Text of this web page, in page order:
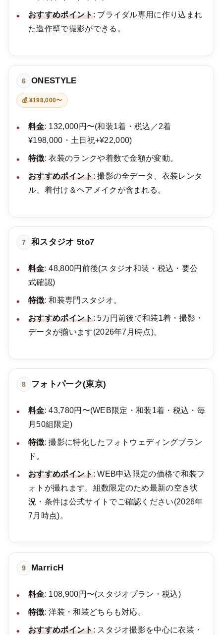
おすすめポイント: ブライダル専用に作り込まれ
た造作壁で撮影ができる。
6 ONESTYLE
💰 ¥198,000〜
料金: 132,000円〜(和装1着・税込／2着
¥198,000・土日祝+¥22,000)
特徴: 衣装のランクや着数で金額が変動。
おすすめポイント: 撮影の全データ、衣装レンタ
ル、着付け＆ヘアメイクが含まれる。
7 和スタジオ 5to7
料金: 48,800円前後(スタジオ和装・税込・要公
式確認)
特徴: 和装専門スタジオ。
おすすめポイント: 5万円前後で和装1着・撮影・
データが揃います(2026年7月時点)。
8 フォトパーク(東京)
料金: 43,780円〜(WEB限定・和装1着・税込・毎
月50組限定)
特徴: 撮影に特化したフォトウェディングブラン
ド。
おすすめポイント: WEB申込限定の価格で和装フ
ォトが撮れます。組数限定のため最新の空き状
況・条件は公式サイトでご確認ください(2026年
7月時点)。
9 MarricH
料金: 108,900円〜(スタジオプラン・税込)
特徴: 洋装・和装どちらも対応。
おすすめポイント: スタジオ撮影を中心に衣装・